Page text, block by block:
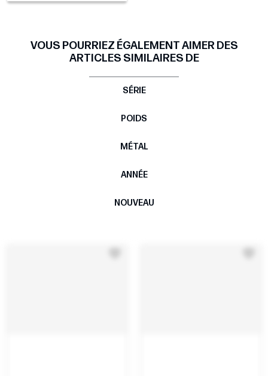
VOUS POURRIEZ ÉGALEMENT AIMER DES
ARTICLES SIMILAIRES DE
SÉRIE
POIDS
MÉTAL
ANNÉE
NOUVEAU